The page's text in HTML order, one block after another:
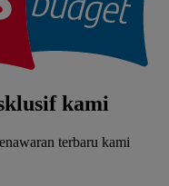
kami
terbaru kami